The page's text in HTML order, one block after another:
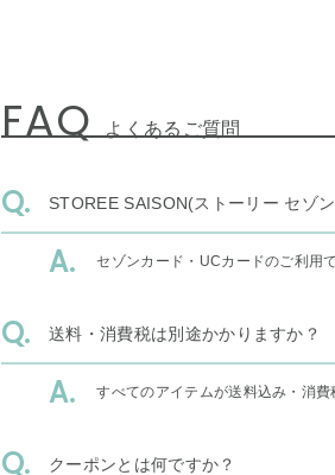
FAQ よくあるご質問
STOREE SAISON(ストーリー セゾ
セゾンカード・UCカードのご利用
送料・消費税は別途かかりますか？
すべてのアイテムが送料込み・消費
クーポンとは何ですか？